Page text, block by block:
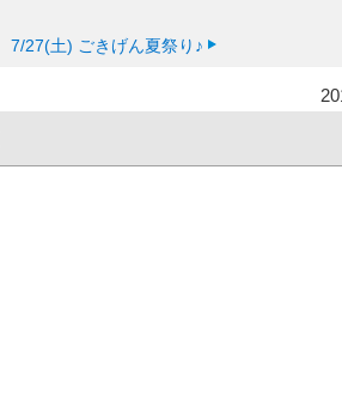
7/27(土) ごきげん夏祭り♪